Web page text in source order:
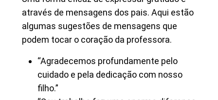
através de mensagens dos pais. Aqui estão
algumas sugestões de mensagens que
podem tocar o coração da professora.
“Agradecemos profundamente pelo
cuidado e pela dedicação com nosso
filho.”